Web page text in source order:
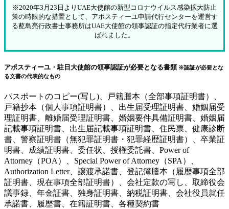
※2020年3月23日よりUAE大使館の新型コロナウイルス感染拡大防止
策の時限的な措置として、アポスティーユ申請代行センターを運営す
る蓜島亮行政書士事務所はUAE大使館の領事認証の指定代行業者に選
ばれました。
アポスティーユ・駐日大使館の領事認証が必要となる書類 ※認証が必要とな
る文書の代表的なもの
パスポートのコピー(写し)、戸籍謄本（全部事項証明書）、
戸籍抄本（個人事項証明書）、出生届受理証明書、婚姻届受
理証明書、離婚届受理証明書、婚姻要件具備証明書、婚姻届
記載事項証明書、出生届記載事項証明書、住民票、健康診断
書、警察証明書（無犯罪証明書・犯罪経歴証明書）、卒業証
明書、成績証明書、委任状、授権委託書、Power of
Attorney（POA）、Special Power of Attorney（SPA）、
Authorization Letter、譲渡承諾書、登記簿謄本（履歴事項全部
証明書、現在事項全部証明書）、会社定款の写し、取締役会
議事録、年金証書、独身証明書、納税証明書、会社役員就任
承諾書、履歴書、在籍証明書、各種契約書